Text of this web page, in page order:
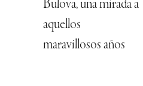
Bulova, una mirada a
aquellos
maravillosos años